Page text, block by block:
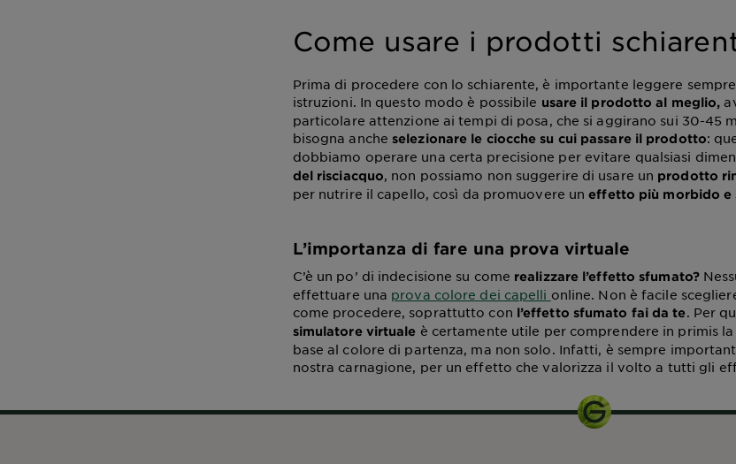
Come usare i prodotti
Prima di procedere con lo schiarente, è importante leggere
istruzioni. In questo modo è possibile usare il prodotto al meglio,
particolare attenzione ai tempi di posa, che si aggirano sui 30-45
bisogna anche selezionare le ciocche su cui passare il prodotto:
dobbiamo operare una certa precisione per evitare qualsiasi
del risciacquo, non possiamo non suggerire di usare un prodotto
per nutrire il capello, così da promuovere uneffetto più morbido e
L’importanza di fare una prova virtuale
C’è un po’ di indecisione su come realizzare l’effetto sfumato?
effettuare una prova colore dei capelli online. Non è facile
come procedere, soprattutto con l’effetto sfumato fai da te. Per
simulatore virtuale è certamente utile per comprendere in primis
base al colore di partenza, ma non solo. Infatti, è sempre
nostra carnagione, per un effetto che valorizza il volto a tutti gli